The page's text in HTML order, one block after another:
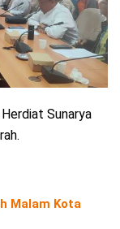
Sunarya
Malam Kota